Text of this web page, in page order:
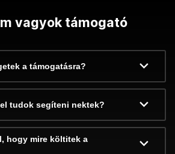
vagyok támogató
a támogatásra?
tudok segíteni nektek?
hogy mire költitek a